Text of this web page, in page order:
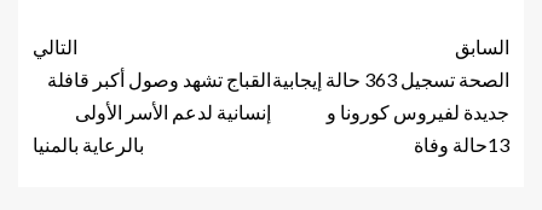
السابق
الصحة تسجيل 363 حالة إيجابية
جديدة لفيروس كورونا و
13حالة وفاة
التالي
القباج تشهد وصول أكبر قافلة
إنسانية لدعم الأسر الأولى
بالرعاية بالمنيا